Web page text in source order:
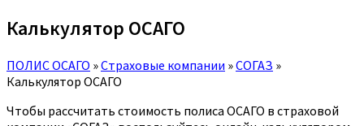
Калькулятор ОСАГО
ПОЛИС ОСАГО »Страховые компании »СОГАЗ »
Калькулятор ОСАГО
Чтобы рассчитать стоимость полиса ОСАГО в страховой